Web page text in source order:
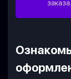
заказа.